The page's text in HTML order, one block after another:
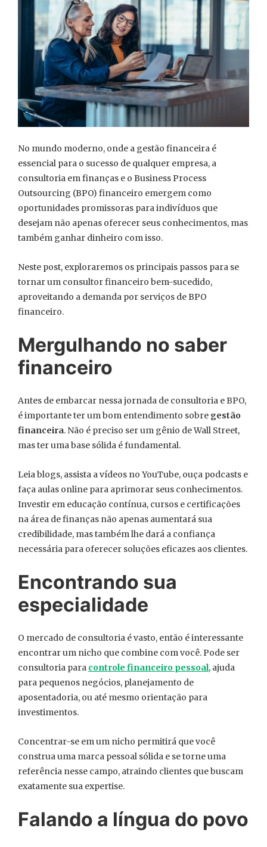
No mundo moderno, onde a gestão financeira é
essencial para o sucesso de qualquer empresa, a
consultoria em finanças e o Business Process
Outsourcing (BPO) financeiro emergem como
oportunidades promissoras para indivíduos que
desejam não apenas oferecer seus conhecimentos, mas
também ganhar dinheiro com isso.
Neste post, exploraremos os principais passos para se
tornar um consultor financeiro bem-sucedido,
aproveitando a demanda por serviços de BPO
financeiro.
Mergulhando no saber
financeiro
Antes de embarcar nessa jornada de consultoria e BPO,
é importante ter um bom entendimento sobre gestão
financeira. Não é preciso ser um gênio de Wall Street,
mas ter uma base sólida é fundamental.
Leia blogs, assista a vídeos no YouTube, ouça podcasts e
faça aulas online para aprimorar seus conhecimentos.
Investir em educação contínua, cursos e certificações
na área de finanças não apenas aumentará sua
credibilidade, mas também lhe dará a confiança
necessária para oferecer soluções eficazes aos clientes.
Encontrando sua
especialidade
O mercado de consultoria é vasto, então é interessante
encontrar um nicho que combine com você. Pode ser
consultoria para controle financeiro pessoal, ajuda
para pequenos negócios, planejamento de
aposentadoria, ou até mesmo orientação para
investimentos.
Concentrar-se em um nicho permitirá que você
construa uma marca pessoal sólida e se torne uma
referência nesse campo, atraindo clientes que buscam
exatamente sua expertise.
Falando a língua do povo